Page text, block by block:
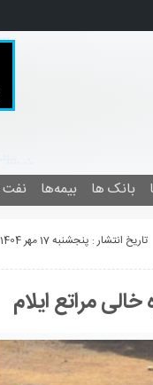
بانک ها بیمه‌ها نفت
تاریخ انتشار : پنجشنبه 17 مهر 1404 - 22:20
مراتع ایلام